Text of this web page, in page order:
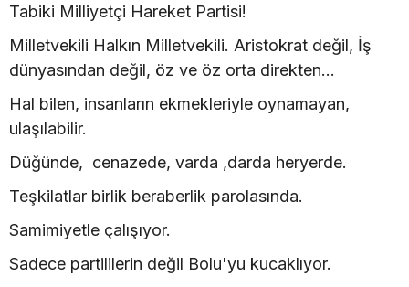
Tabiki Milliyetçi Hareket Partisi!
Milletvekili Halkın Milletvekili. Aristokrat değil, İş
dünyasından değil, öz ve öz orta direkten...
Hal bilen, insanların ekmekleriyle oynamayan,
ulaşılabilir.
Düğünde, cenazede, varda ,darda heryerde.
Teşkilatlar birlik beraberlik parolasında.
Samimiyetle çalışıyor.
Sadece partililerin değil Bolu'yu kucaklıyor.